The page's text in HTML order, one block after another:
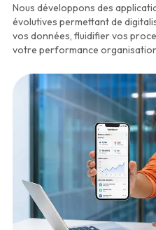
Nous développons des
évolutives permettant de
vos données, fluidifier vos
votre performance